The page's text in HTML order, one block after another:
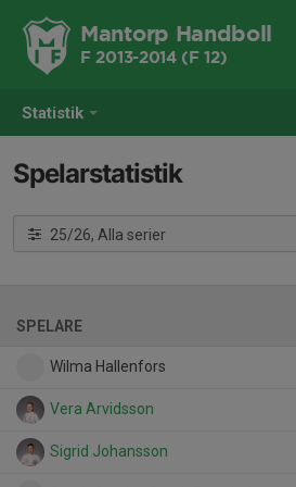
Statistik
Mantorp Handboll
F 2013-2014 (F 12)
Spelarstatistik
25/26, Alla serier
SPELARE
Wilma Hallenfors
Vera Arvidsson
Sigrid Johansson